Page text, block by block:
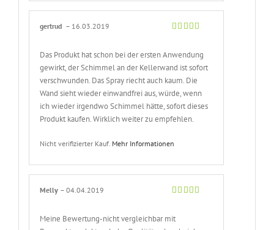
gertrud – 16.03.2019
Das Produkt hat schon bei der ersten Anwendung
gewirkt, der Schimmel an der Kellerwand ist sofort
verschwunden. Das Spray riecht auch kaum. Die
Wand sieht wieder einwandfrei aus, würde, wenn
ich wieder irgendwo Schimmel hätte, sofort dieses
Produkt kaufen. Wirklich weiter zu empfehlen.
Nicht verifizierter Kauf. Mehr Informationen
Melly – 04.04.2019
Meine Bewertung-nicht vergleichbar mit